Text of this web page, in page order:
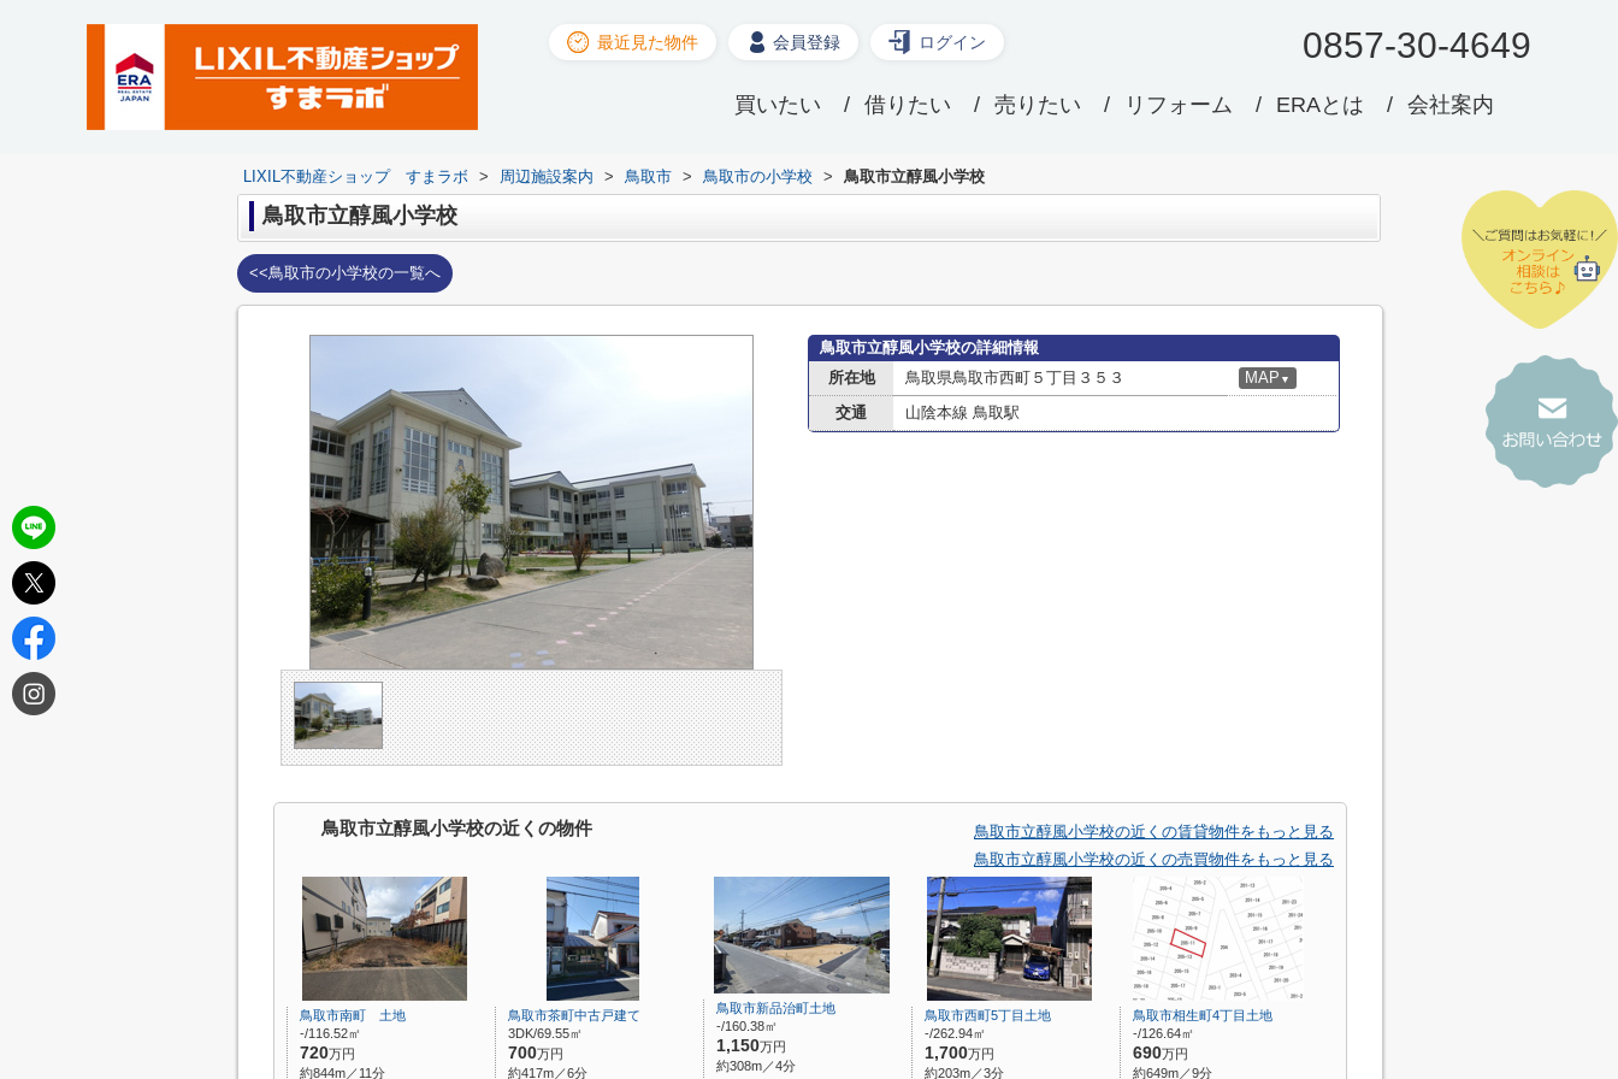
最近見た物件 会員登録 ログイン 0857-30-4649
買いたい 借りたい 売りたい リフォーム ERAとは 会社案内
LIXIL不動産ショップ すまラボ > 周辺施設案内 > 鳥取市 > 鳥取市の小学校 > 鳥取市立醇風小学校
鳥取市立醇風小学校
<<鳥取市の小学校の一覧へ
鳥取市立醇風小学校の詳細情報
所在地
鳥取県鳥取市西町５丁目３５３ MAP ▼
交通 山陰本線 鳥取駅
鳥取市立醇風小学校の近くの物件
鳥取市立醇風小学校の近くの賃貸物件をもっと見る
鳥取市立醇風小学校の近くの売買物件をもっと見る
鳥取市南町 土地
-/116.52㎡
720万円
約844m／11分
鳥取市茶町中古戸建て
3DK/69.55㎡
700万円
約417m／6分
鳥取市新品治町土地
-/160.38㎡
1,150万円
約308m／4分
鳥取市西町5丁目土地
-/262.94㎡
1,700万円
約203m／3分
鳥取市相生町4丁目土地
-/126.64㎡
690万円
約649m／9分